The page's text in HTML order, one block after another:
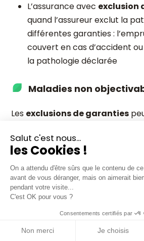
L’assurance avec exclusion
quand l’assureur exclut la
différentes garanties :
couvert en cas d’accident
la pathologie déclarée
Maladies non
Les exclusions de garanties
pathologies bien réelles pour
que les médecins peinent à
du dos (lumbago, hernie discale,
sciatique, etc.) et les affections
psychiatriques.
Moyennant une surprime, de
d'assurance de prêt proposent le
Salut c'est nous...
les Cookies !
On a attendu d'être sûrs que le contenu de
avant de vous déranger, mais on aimerait
pendant votre visite...
C'est OK pour vous ?
Consentements certifiés par
Non merci Je choisis